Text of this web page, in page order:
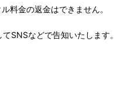
料金の返金はできません。
SNSなどで告知いたします。